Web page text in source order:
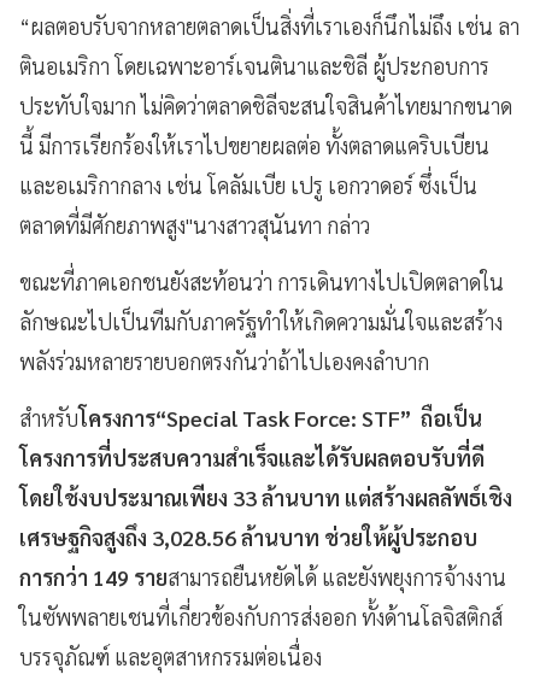
“ผลตอบรับจากหลายตลาดเป็นสิ่งที่เราเองก็นึกไม่ถึง เช่น ลา
ตินอเมริกา โดยเฉพาะอาร์เจนตินาและชิลี ผู้ประกอบการ
ประทับใจมาก ไม่คิดว่าตลาดชิลีจะสนใจสินค้าไทยมากขนาด
นี้ มีการเรียกร้องให้เราไปขยายผลต่อ ทั้งตลาดแคริบเบียน
และอเมริกากลาง เช่น โคลัมเบีย เปรู เอกวาดอร์ ซึ่งเป็น
ตลาดที่มีศักยภาพสูง"นางสาวสุนันทา กล่าว
ขณะที่ภาคเอกชนยังสะท้อนว่า การเดินทางไปเปิดตลาดใน
ลักษณะไปเป็นทีมกับภาครัฐทำให้เกิดความมั่นใจและสร้าง
พลังร่วมหลายรายบอกตรงกันว่าถ้าไปเองคงลำบาก
สำหรับโครงการ“Special Task Force: STF” ถือเป็น
โครงการที่ประสบความสำเร็จและได้รับผลตอบรับที่ดี
โดยใช้งบประมาณเพียง 33 ล้านบาท แต่สร้างผลลัพธ์เชิง
เศรษฐกิจสูงถึง 3,028.56 ล้านบาท ช่วยให้ผู้ประกอบ
การกว่า 149 รายสามารถยืนหยัดได้ และยังพยุงการจ้างงาน
ในซัพพลายเชนที่เกี่ยวข้องกับการส่งออก ทั้งด้านโลจิสติกส์
บรรจุภัณฑ์ และอุตสาหกรรมต่อเนื่อง